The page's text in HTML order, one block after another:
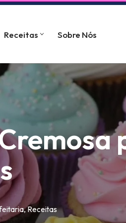
Receitas Sobre Nós
,Receitas